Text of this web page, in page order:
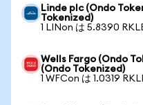
Linde plc (Ondo
Tokenized)
1 LINon は 5.8390
Wells Fargo (Ondo
(Ondo Tokenized)
1 WFCon は 1.0319